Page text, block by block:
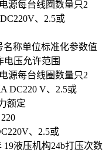
源每台线圈数量只2
、2.5或
名称单位标准化参数值
电压允许范围
源每台线圈数量只2
DC220 V、2.5或
额定
、2.5或
液压机构24b打压次数